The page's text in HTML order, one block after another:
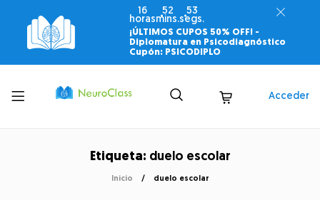
16
horas
52
mins.
53
segs.
¡ÚLTIMOS CUPOS 50% OFF! -
Diplomatura en Psicodiagnóstico
Cupón: PSICODIPLO
Toggle
menu
Acceder
Etiqueta: duelo escolar
Inicio duelo escolar